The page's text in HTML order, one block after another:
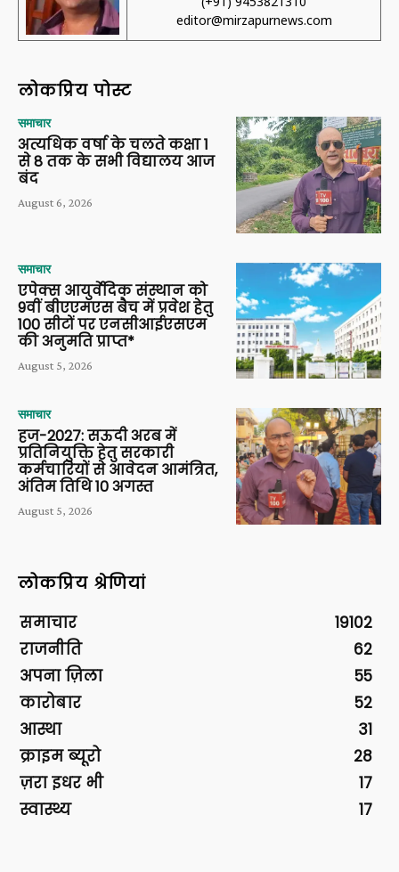
editor@mirzapurnews.com
लोकप्रिय पोस्ट
समाचार
अत्यधिक वर्षा के चलते कक्षा 1
से 8 तक के सभी विद्यालय आज
बंद
August 6, 2026
समाचार
एपेक्स आयुर्वेदिक संस्थान को
9वीं बीएएमएस बैच में प्रवेश हेतु
100 सीटों पर एनसीआईएसएम
की अनुमति प्राप्त*
August 5, 2026
समाचार
हज-2027: सऊदी अरब में
प्रतिनियुक्ति हेतु सरकारी
कर्मचारियों से आवेदन आमंत्रित,
अंतिम तिथि 10 अगस्त
August 5, 2026
लोकप्रिय श्रेणियां
समाचार
19102
राजनीति
62
अपना ज़िला
55
कारोबार
52
आस्था
31
क्राइम ब्यूरो
28
ज़रा इधर भी
17
स्वास्थ्य
17